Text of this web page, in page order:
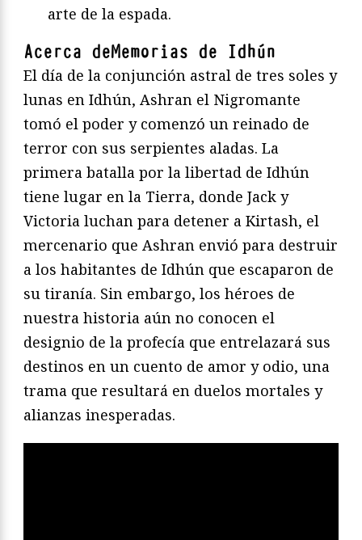
arte de la espada.
Acerca deMemorias de Idhún
El día de la conjunción astral de tres soles y
lunas en Idhún, Ashran el Nigromante
tomó el poder y comenzó un reinado de
terror con sus serpientes aladas. La
primera batalla por la libertad de Idhún
tiene lugar en la Tierra, donde Jack y
Victoria luchan para detener a Kirtash, el
mercenario que Ashran envió para destruir
a los habitantes de Idhún que escaparon de
su tiranía. Sin embargo, los héroes de
nuestra historia aún no conocen el
designio de la profecía que entrelazará sus
destinos en un cuento de amor y odio, una
trama que resultará en duelos mortales y
alianzas inesperadas.